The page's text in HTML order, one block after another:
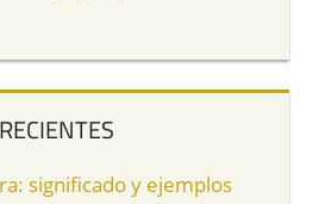
significado y ejemplos